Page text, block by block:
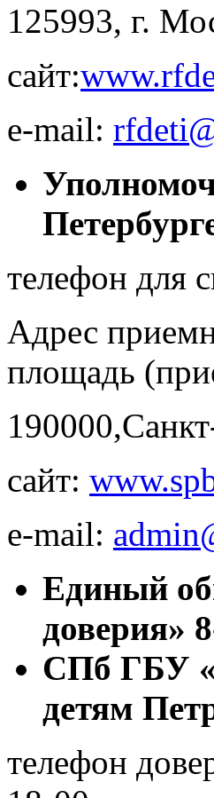
125993, г.
сайт:
e-mail:
телефон для
Адрес
площадь
сайт:
e-mail:
Единый
доверия»
СПб ГБУ
детям
телефон